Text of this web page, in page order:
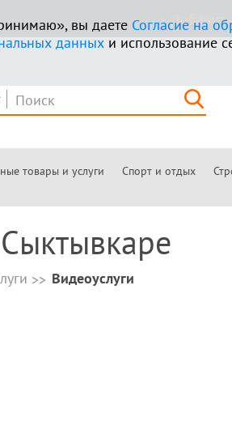
+
товары и услуги Спорт и отдых
вы даете Согласие на
данных и использование
Видеоуслуги